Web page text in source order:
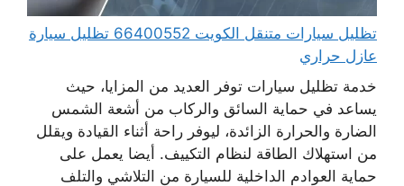
تظليل سيارات متنقل الكويت 66400552 تظليل سيارة
عازل حراري
خدمة تظليل سيارات توفر العديد من المزايا، حيث
يساعد في حماية السائق والركاب من أشعة الشمس
الضارة والحرارة الزائدة، ليوفر راحة أثناء القيادة ويقلل
من استهلاك الطاقة لنظام التكييف. أيضا يعمل على
حماية العوادم الداخلية للسيارة من التلاشي والتلف